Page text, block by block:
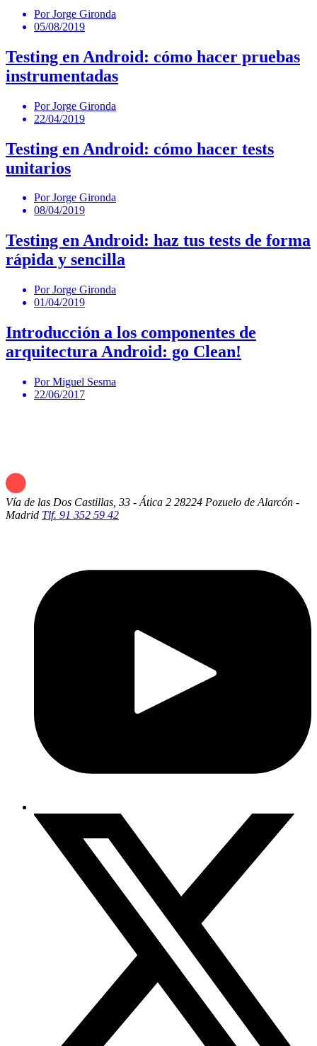
Por Jorge Gironda
05/08/2019
Testing en Android: cómo hacer pruebas
instrumentadas
Por Jorge Gironda
22/04/2019
Testing en Android: cómo hacer tests
unitarios
Por Jorge Gironda
08/04/2019
Testing en Android: haz tus tests de forma
rápida y sencilla
Por Jorge Gironda
01/04/2019
Introducción a los componentes de
arquitectura Android: go Clean!
Por Miguel Sesma
22/06/2017
Vía de las Dos Castillas, 33 - Ática 2 28224 Pozuelo de Alarcón -
Madrid Tlf. 91 352 59 42